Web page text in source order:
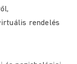
rendelés